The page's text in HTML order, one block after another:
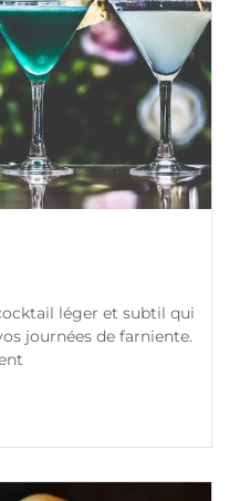
léger et subtil qui
journées de farniente.